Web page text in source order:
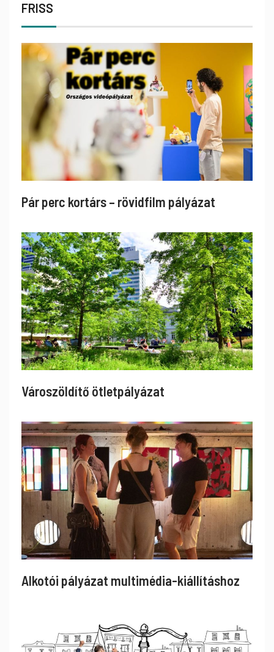
FRISS
Pár perc kortárs – rövidfilm pályázat
Városzöldítő ötletpályázat
Alkotói pályázat multimédia-kiállításhoz